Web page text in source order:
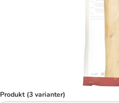
Produkt (3 varianter)